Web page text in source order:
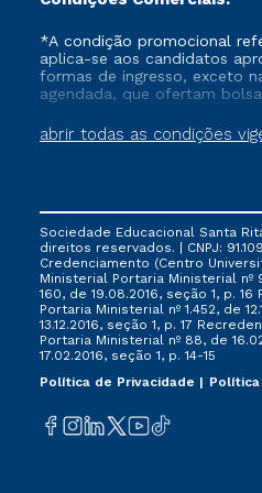
abrir todas as condições
*A condição promocional
aplica-se aos candidatos
formas de ingresso, exceto
agendada, que ofertam
que ainda não tenham
cancelado ou trancado sua
FIES, Prouni e outros
não se acumula com
ofertada pela Instituição.
Sociedade Educacional Santa
direitos reservados. | CNPJ:
Credenciamento (Centro
Ministerial Portaria Ministerial nº
160, de 19.08.2016, seção 1, p.
Portaria Ministerial nº 1.452, de
13.12.2016, seção 1, p. 17
Portaria Ministerial nº 88, de
17.02.2016, seção 1, p. 14-15
Política de Privacidade